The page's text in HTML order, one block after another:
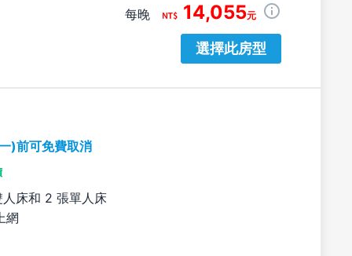
每晚 14,055元
選擇此房型
)前可免費取消
人床和 2 張單人床
網